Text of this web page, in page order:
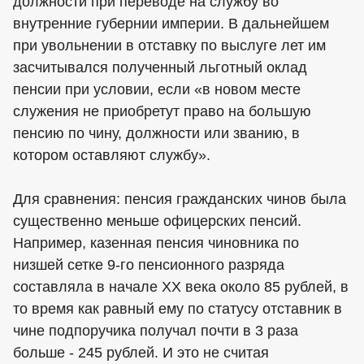
внутренние губернии империи. В дальнейшем
при увольнении в отставку по выслуге лет им
засчитывался полученный льготный оклад
пенсии при условии, если «в новом месте
служения не приобретут право на большую
пенсию по чину, должности или званию, в
котором оставляют службу».
Для сравнения: пенсия гражданских чинов была
существенно меньше офицерских пенсий.
Например, казенная пенсия чиновника по
низшей сетке 9-го пенсионного разряда
составляла в начале XX века около 85 рублей, в
то время как равный ему по статусу отставник в
чине подпоручика получал почти в 3 раза
больше - 245 рублей. И это не считая